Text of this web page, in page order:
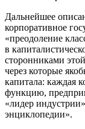
Дальнейшее
корпоративное
«преодоление
в
сторонниками
через которые
капитала: каждая
функцию,
«лидер
энциклопедии».